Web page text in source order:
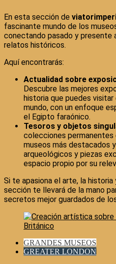
En esta sección de
fascinante mundo de los
conectando pasado y presente
relatos históricos.
Aquí encontrarás:
Actualidad sobre
Descubre las mejores
historia que puedes
mundo, con un enfoque
el Egipto faraónico.
Tesoros y objetos
colecciones permanentes
museos más destacados
arqueológicos y piezas
espacio propio por su
Si te apasiona el arte, la
sección te llevará de la mano
secretos mejor guardados de
GRANDES MUSEOS
GREATER LONDON